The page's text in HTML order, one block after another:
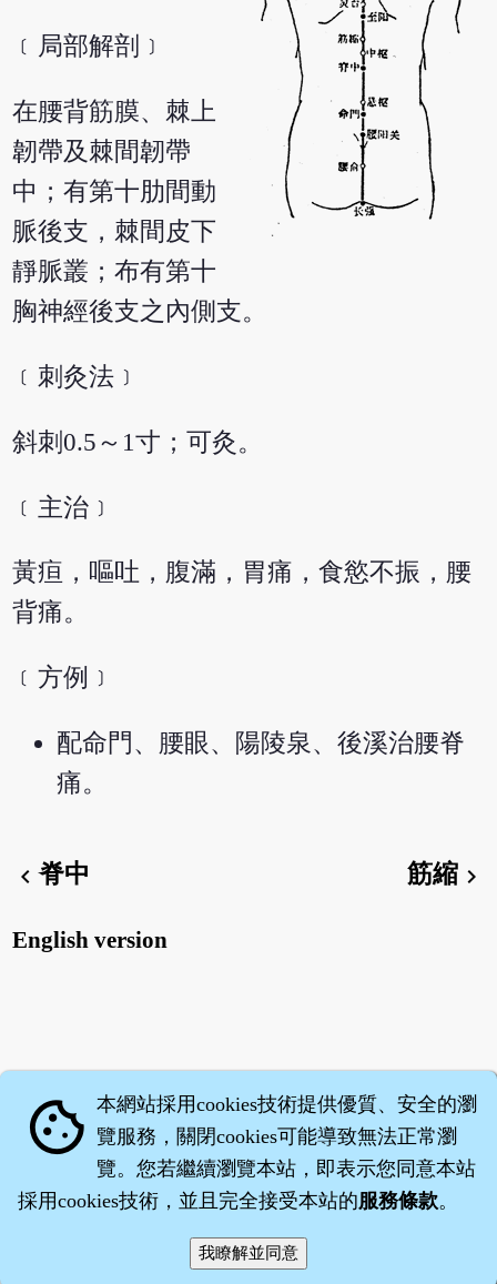
﹝局部解剖﹞
在腰背筋膜、棘上
韌帶及棘間韌帶
中；有第十肋間動
脈後支，棘間皮下
靜脈叢；布有第十
胸神經後支之內側支。
﹝刺灸法﹞
斜刺0.5～1寸；可灸。
﹝主治﹞
黃疸，嘔吐，腹滿，胃痛，食慾不振，腰
背痛。
﹝方例﹞
配命門、腰眼、陽陵泉、後溪治腰脊
痛。
chevron_left脊中 筋縮chevron_right
English version
‧沈藥子©2008～2026
cookie 本網站採用cookies技術提供優質、安全的瀏
覽服務，關閉cookies可能導致無法正常瀏
覽。您若繼續瀏覽本站，即表示您同意本站
採用cookies技術，並且完全接受本站的服務條款。